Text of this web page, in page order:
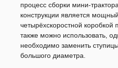
процесс сборки мини-
конструкции является
четырёхскоростной
также можно использовать,
необходимо заменить
большого диаметра.